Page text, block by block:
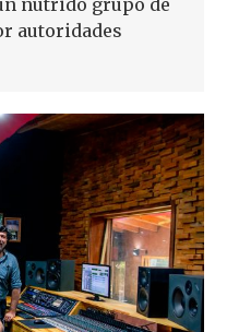
nutrido grupo de
autoridades